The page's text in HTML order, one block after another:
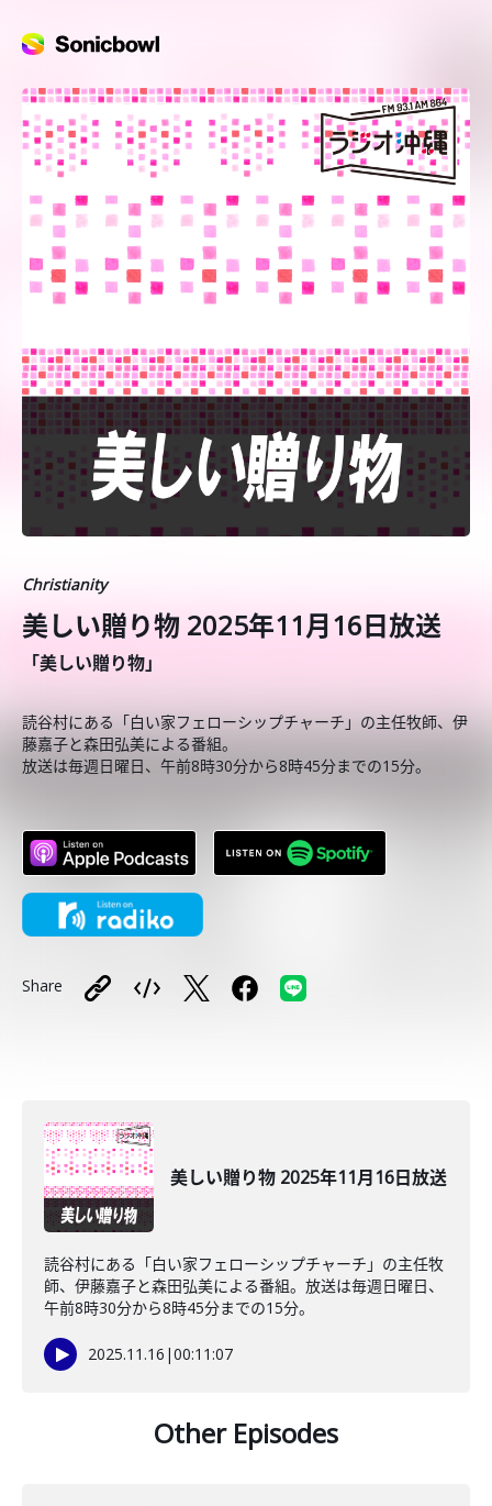
Christianity
美しい贈り物 2025年11月16日放送
「美しい贈り物」
読谷村にある「白い家フェローシップチャーチ」の主任牧師、伊
藤嘉子と森田弘美による番組。
放送は毎週日曜日、午前8時30分から8時45分までの15分。
Share
美しい贈り物 2025年11月16日放送
読谷村にある「白い家フェローシップチャーチ」の主任牧
師、伊藤嘉子と森田弘美による番組。放送は毎週日曜日、
午前8時30分から8時45分までの15分。
2025.11.16 |00:11:07
Other Episodes